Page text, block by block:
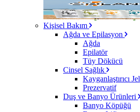
Kişisel Bakım
Ağda ve Epilasyon
Ağda
Epilatör
Tüy Dökücü
Cinsel Sağlık
Kayganlaştırıcı Jel
Prezervatif
Duş ve Banyo Ürünleri
Banyo Köpüğü